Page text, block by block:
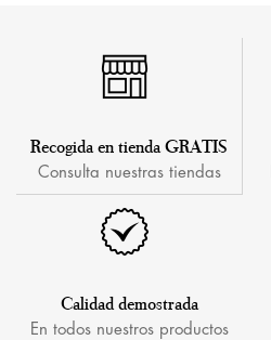
Recogida en tienda GRATIS
Consulta nuestras tiendas
Calidad demostrada
En todos nuestros productos